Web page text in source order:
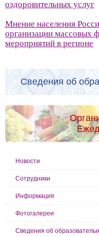
оздоровительных услуг
Мнение населения
организации массовых
мероприятий в регионе
Сведения об
Новости
Сотрудники
Информация
Фотогалереи
Сведения об